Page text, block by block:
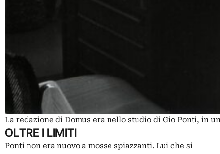
La redazione di Domus era nello studio di Gio Ponti, in
OLTRE I LIMITI
Ponti non era nuovo a mosse spiazzanti. Lui che si